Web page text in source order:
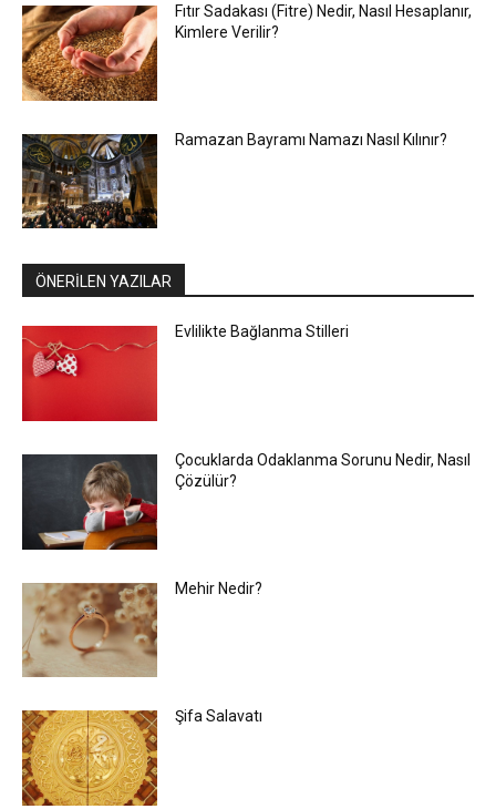
Fıtır Sadakası (Fitre) Nedir, Nasıl Hesaplanır,
Kimlere Verilir?
Ramazan Bayramı Namazı Nasıl Kılınır?
ÖNERİLEN YAZILAR
Evlilikte Bağlanma Stilleri
Çocuklarda Odaklanma Sorunu Nedir, Nasıl
Çözülür?
Mehir Nedir?
Şifa Salavatı